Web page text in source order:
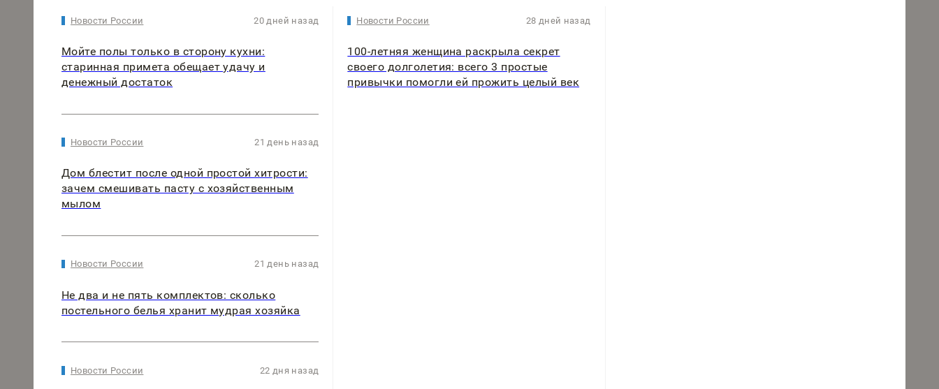
Новости России 20 дней назад
Мойте полы только в сторону кухни:
старинная примета обещает удачу и
денежный достаток
Новости России 21 день назад
Дом блестит после одной простой хитрости:
зачем смешивать пасту с хозяйственным
мылом
Новости России 21 день назад
Не два и не пять комплектов: сколько
постельного белья хранит мудрая хозяйка
Новости России 22 дня назад
Новости России 28 дней назад
100-летняя женщина раскрыла секрет
своего долголетия: всего 3 простые
привычки помогли ей прожить целый век